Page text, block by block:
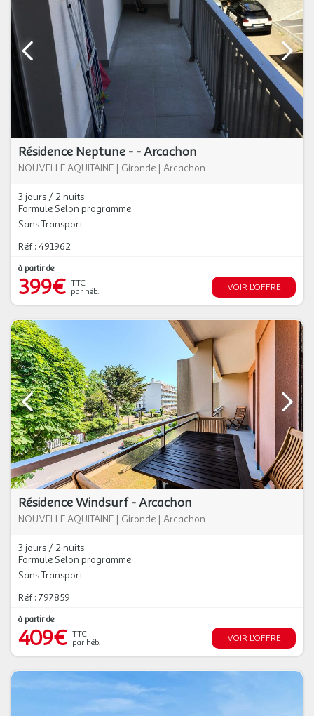
Résidence Neptune - - Arcachon
NOUVELLE AQUITAINE | Gironde | Arcachon
3 jours / 2 nuits
Formule Selon programme
Sans Transport
Réf : 491962
à partir de
399€ TTC
par héb.
VOIR L'OFFRE
Résidence Windsurf - Arcachon
NOUVELLE AQUITAINE | Gironde | Arcachon
3 jours / 2 nuits
Formule Selon programme
Sans Transport
Réf : 797859
à partir de
409€ TTC
par héb.
VOIR L'OFFRE